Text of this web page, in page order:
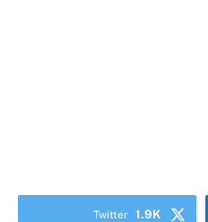
Twitter 1.9K